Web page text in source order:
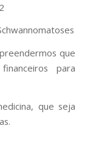
que
para
que seja